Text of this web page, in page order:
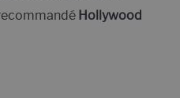
Hollywood